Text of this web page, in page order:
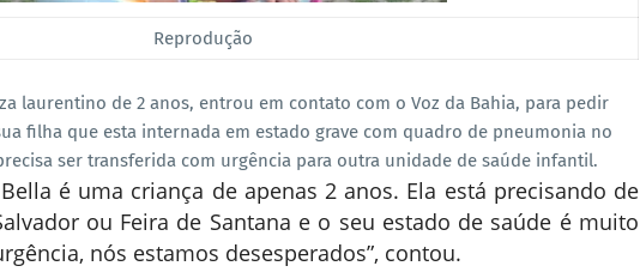
Reprodução
laurentino de 2 anos, entrou em contato com o Voz da Bahia, para pedir
filha que esta internada em estado grave com quadro de pneumonia no
ser transferida com urgência para outra unidade de saúde infantil.
é uma criança de apenas 2 anos. Ela está precisando de
ou Feira de Santana e o seu estado de saúde é muito
nós estamos desesperados”, contou.